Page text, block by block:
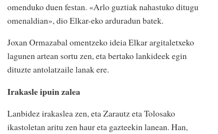
omenduko duen festan. «Arlo guztiak nahastuko ditugu
omenaldian», dio Elkar-eko arduradun batek.
Joxan Ormazabal omentzeko ideia Elkar argitaletxeko
lagunen artean sortu zen, eta bertako lankideek egin
dituzte antolatzaile lanak ere.
Irakasle ipuin zalea
Lanbidez irakaslea zen, eta Zarautz eta Tolosako
ikastoletan aritu zen haur eta gazteekin lanean. Han,